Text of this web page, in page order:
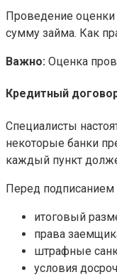
Проведение оценки
сумму займа. Как
Важно: Оценка
Кредитный
Специалисты
некоторые банки
каждый пункт
Перед подписанием
итоговый
права
штрафные
условия